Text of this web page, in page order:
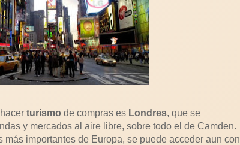
turismo de compras es Londres, que se
y mercados al aire libre, sobre todo el de Camden.
importantes de Europa, se puede acceder aun con